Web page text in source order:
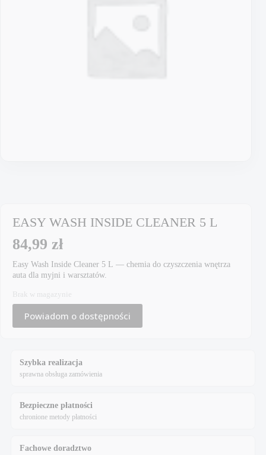
EASY WASH INSIDE CLEANER 5 L
84,99 zł
Easy Wash Inside Cleaner 5 L — chemia do czyszczenia wnętrza
auta dla myjni i warsztatów.
Brak w magazynie
Powiadom o dostępności
Szybka realizacja
sprawna obsługa zamówienia
Bezpieczne płatności
chronione metody płatności
Fachowe doradztwo